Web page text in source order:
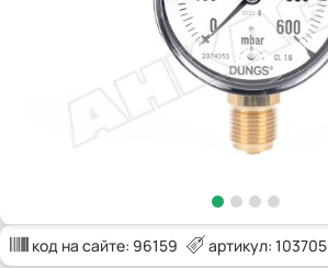
код на сайте: 96159 артикул: 103705